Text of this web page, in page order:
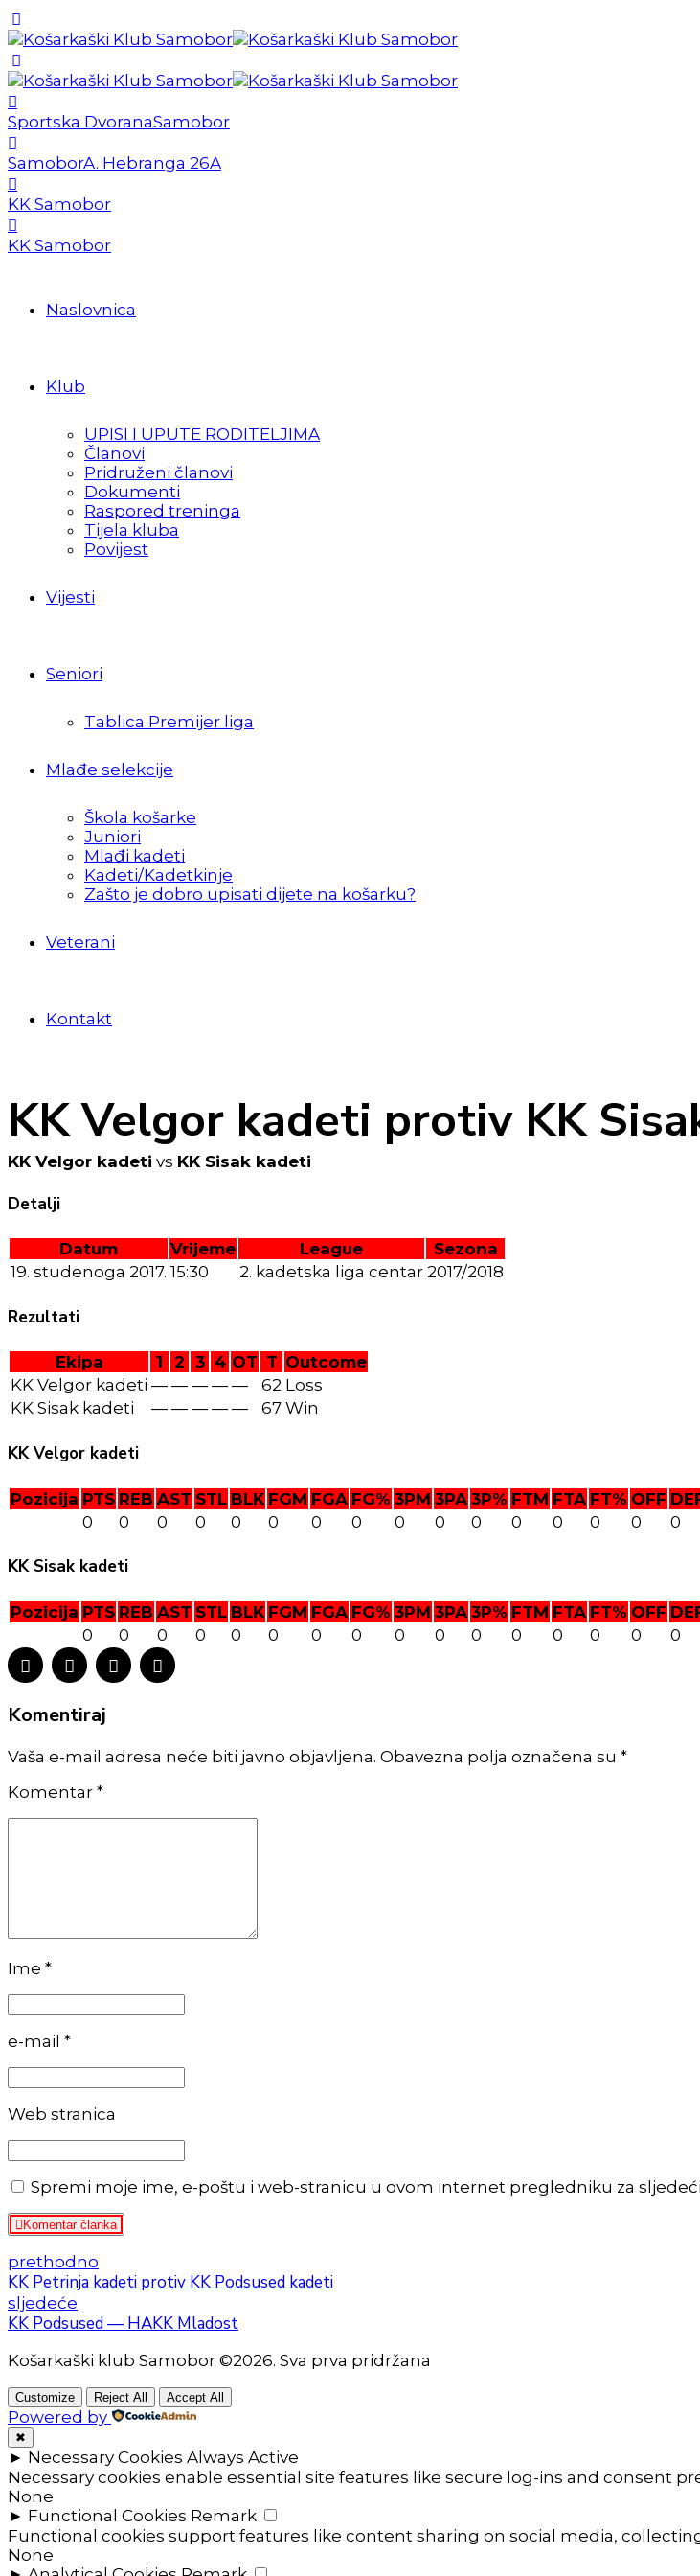
Sportska DvoranaSamobor
SamoborA. Hebranga 26A
KK Samobor
KK Samobor
Naslovnica
Klub
UPISI I UPUTE RODITELJIMA
Članovi
Pridruženi članovi
Dokumenti
Raspored treninga
Tijela kluba
Povijest
Vijesti
Seniori
Tablica Premijer liga
Mlađe selekcije
Škola košarke
Juniori
Mlađi kadeti
Kadeti/Kadetkinje
Zašto je dobro upisati dijete na košarku?
Veterani
Kontakt
KK Velgor kadeti protiv KK
KK Velgor kadeti vs KK Sisak kadeti
Detalji
Datum Vrijeme League
Sezona
19. studenoga 2017. 15:30 2. kadetska liga centar 2017/2018
Rezultati
Ekipa 1 2 3 4 OT T Outcome
KK Velgor kadeti — — — — — 62 Loss
KK Sisak kadeti
— — — — — 67 Win
KK Velgor kadeti
Pozicija PTS REB AST STL BLK FGM FGA FG% 3PM 3PA 3P% FTM FTA FT% OFF
0
0 0 0 0 0 0 0 0 0 0 0 0 0 0 0
KK Sisak kadeti
Pozicija PTS REB AST STL BLK FGM FGA FG% 3PM 3PA 3P% FTM FTA FT% OFF
0
0 0 0 0 0 0 0 0 0 0 0 0 0 0 0
Komentiraj
Vaša e-mail adresa neće biti javno objavljena. Obavezna polja označena su *
Komentar *
Ime *
e-mail *
Web stranica
Spremi moje ime, e-poštu i web-stranicu u ovom internet pregledniku za
Komentar članka
prethodno
KK Petrinja kadeti protiv KK Podsused kadeti
sljedeće
KK Podsused — HAKK Mladost
Košarkaški klub Samobor ©2026. Sva prva pridržana
Customize Reject All Accept All
Powered by
✖
► Necessary Cookies Always Active
Necessary cookies enable essential site features like secure log-ins and consent
None
► Functional Cookies Remark
Functional cookies support features like content sharing on social media,
None